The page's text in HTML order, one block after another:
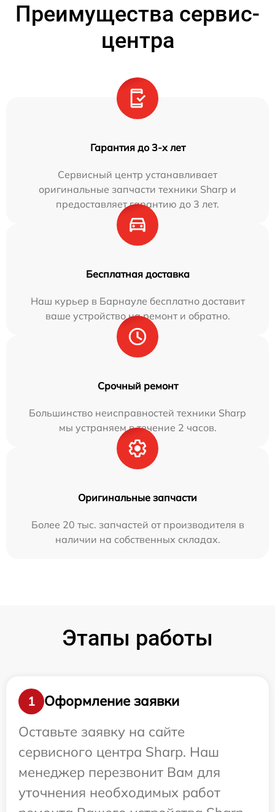
Преимущества сервис-
центра
Гарантия до 3-х лет
Сервисный центр устанавливает
оригинальные запчасти техники Sharp и
предоставляет гарантию до 3 лет.
Бесплатная доставка
Наш курьер в Барнауле бесплатно доставит
ваше устройство на ремонт и обратно.
Срочный ремонт
Большинство неисправностей техники Sharp
мы устраняем в течение 2 часов.
Оригинальные запчасти
Более 20 тыс. запчастей от производителя в
наличии на собственных складах.
Этапы работы
1
Оформление заявки
Оставьте заявку на сайте
сервисного центра Sharp. Наш
менеджер перезвонит Вам для
уточнения необходимых работ